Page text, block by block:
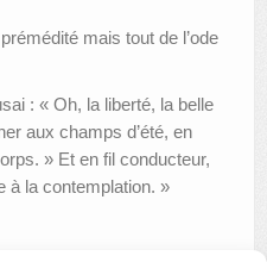
mais tout de l’ode
: « Oh, la liberté, la belle
aux champs d’été, en
» Et en fil conducteur,
à la contemplation. »